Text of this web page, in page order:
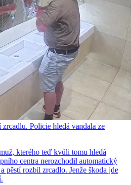
Policie hledá vandala ze
kterého teď kvůli tomu hledá
centra nerozchodil automatický
pěstí rozbil zrcadlo. Jenže škoda jde